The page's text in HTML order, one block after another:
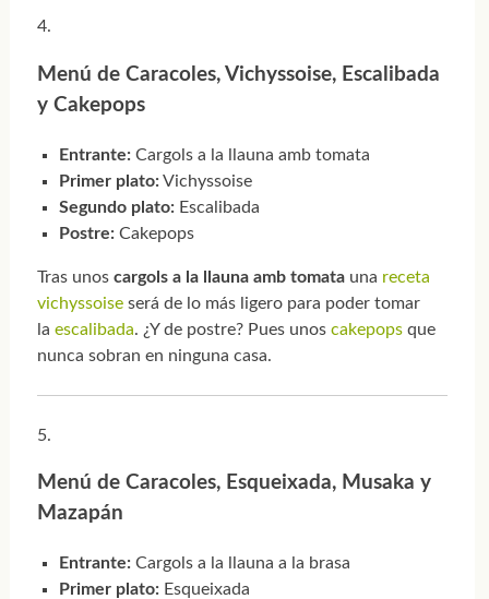
Menú de Caracoles, Vichyssoise, Escalibada
y Cakepops
Entrante: Cargols a la llauna amb tomata
Primer plato:Vichyssoise
Segundo plato: Escalibada
Postre: Cakepops
Tras unos cargols a la llauna amb tomatauna receta
vichyssoiseserá de lo más ligero para poder tomar
la escalibada. ¿Y de postre? Pues unos cakepopsque
nunca sobran en ninguna casa.
Menú de Caracoles, Esqueixada, Musaka y
Mazapán
Entrante: Cargols a la llauna a la brasa
Primer plato: Esqueixada